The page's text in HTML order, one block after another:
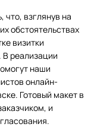
взглянув на
обстоятельствах
визитки
реализации
наши
онлайн-
Готовый макет в
и